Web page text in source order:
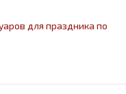
для праздника по